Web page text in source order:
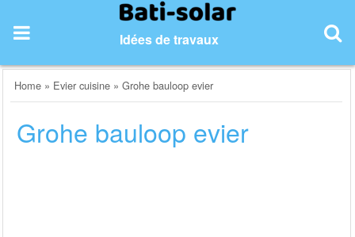
content
Idées de travaux
Home » Evier cuisine »Grohe bauloop evier
Grohe bauloop evier